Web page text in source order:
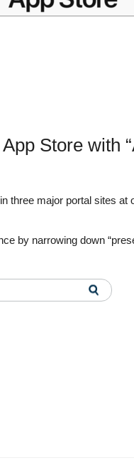
Store with
major portal sites at
by narrowing down